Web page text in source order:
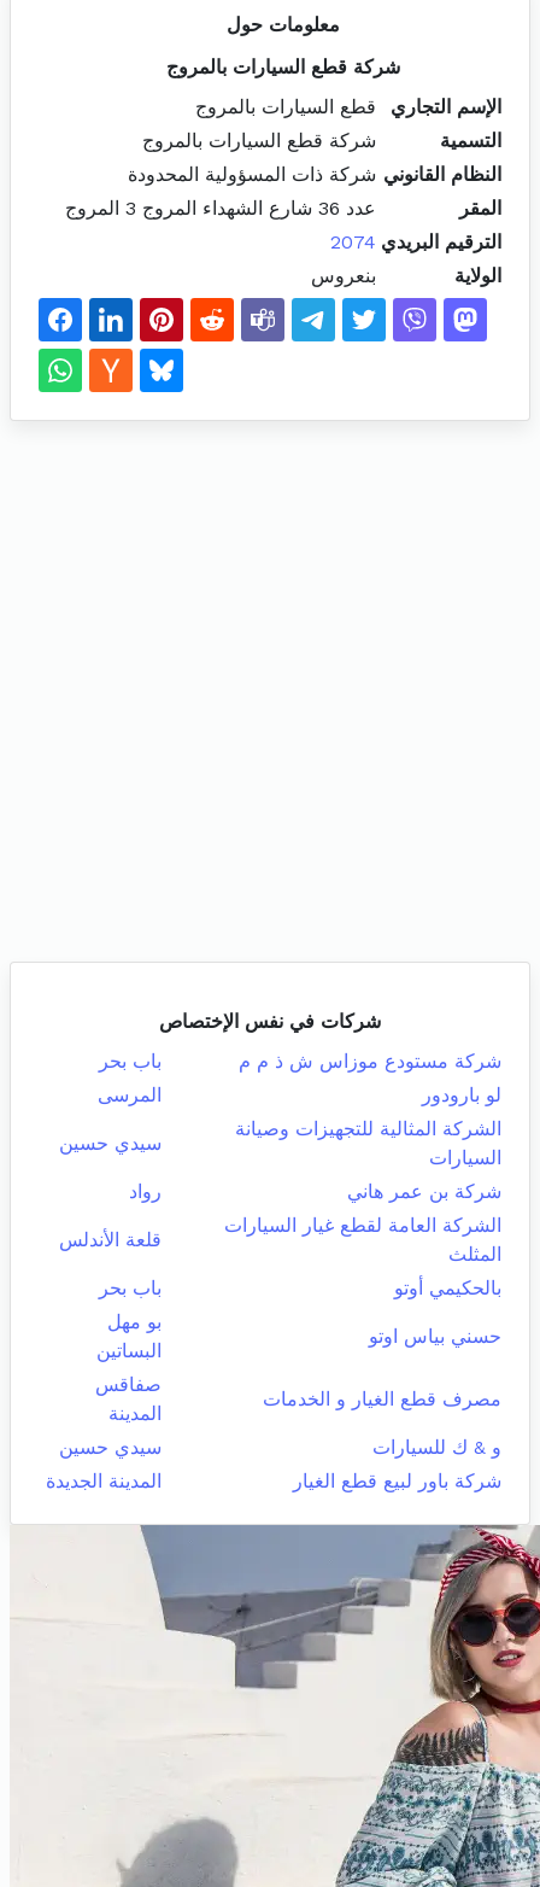
معلومات حول
شركة قطع السيارات بالمروج
الإسم التجاري
قطع السيارات بالمروج
التسمية
شركة قطع السيارات بالمروج
النظام القانوني شركة ذات المسؤولية المحدودة
المقر
عدد 36 شارع الشهداء المروج 3 المروج
الترقيم البريدي 2074
الولاية
بنعروس
شركات في نفس الإختصاص
شركة مستودع موزاس ش ذ م م
باب بحر
لو بارودور
المرسى
الشركة المثالية للتجهيزات وصيانة
السيارات
سيدي حسين
شركة بن عمر هاني
رواد
الشركة العامة لقطع غيار السيارات
المثلث
قلعة الأندلس
بالحكيمي أوتو باب بحر
حسني بياس اوتو
بو مهل
البساتين
مصرف قطع الغيار و الخدمات
صفاقس
المدينة
و & ك للسيارات
سيدي حسين
شركة باور لبيع قطع الغيار
المدينة الجديدة